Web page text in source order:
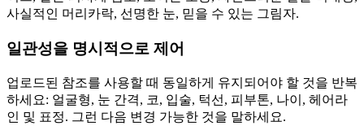
사실적인 머리카락, 선명한 눈, 믿을 수 있는 그림자.
일관성을 명시적으로 제어
업로드된 참조를 사용할 때 동일하게 유지되어야 할 것을 반복
하세요: 얼굴형, 눈 간격, 코, 입술, 턱선, 피부톤, 나이, 헤어라
인 및 표정. 그런 다음 변경 가능한 것을 말하세요.